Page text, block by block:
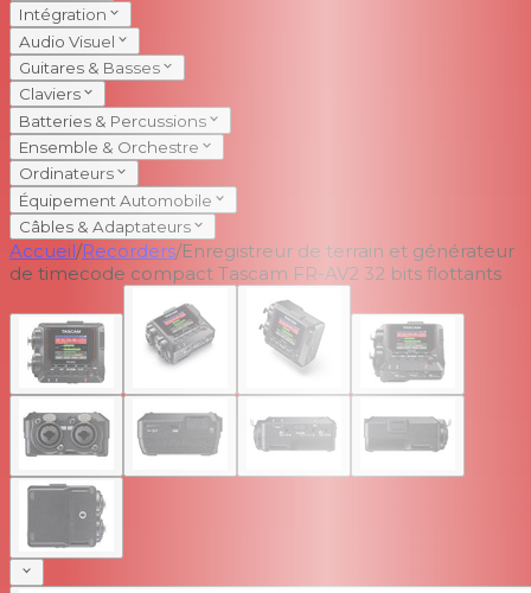
Intégration
Audio Visuel
Guitares & Basses
Claviers
Batteries & Percussions
Ensemble & Orchestre
Ordinateurs
Équipement Automobile
Câbles & Adaptateurs
Accueil/Recorders/Enregistreur de terrain et générateur
de timecode compact Tascam FR-AV2 32 bits flottants